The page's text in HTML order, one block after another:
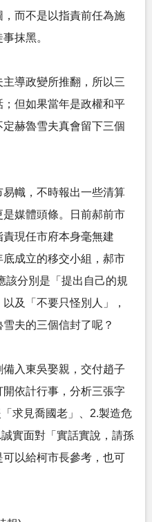
而不是以指責前任為施
抹黑。
導政變所推翻，所以三
但如果當年是政權和平
赫魯雪夫真會留下三個
幟，不時報出一些清算
媒體頭條。日前郝前市
現任市府本身毫無建
成立的移交小組，郝市
該分別是「提出自己的規
及「不要只怪別人」，
夫的三個信封了呢？
入東吳娶親，交付趙子
依計行事，分析三張字
求見喬國老」、2.製造危
實面對「實話實說，請孫
以給柯市長參考，也可